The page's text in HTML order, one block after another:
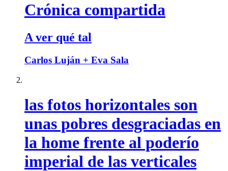
Crónica compartida
A ver qué tal
Carlos Luján + Eva Sala
las fotos horizontales son
unas pobres desgraciadas en
la home frente al poderío
imperial de las verticales